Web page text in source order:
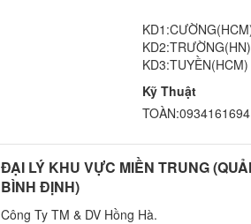
Kỹ Thuật
ĐẠI LÝ KHU VỰC MIỀN TRUNG
BÌNH ĐỊNH)
Công Ty TM & DV Hồng Hà.